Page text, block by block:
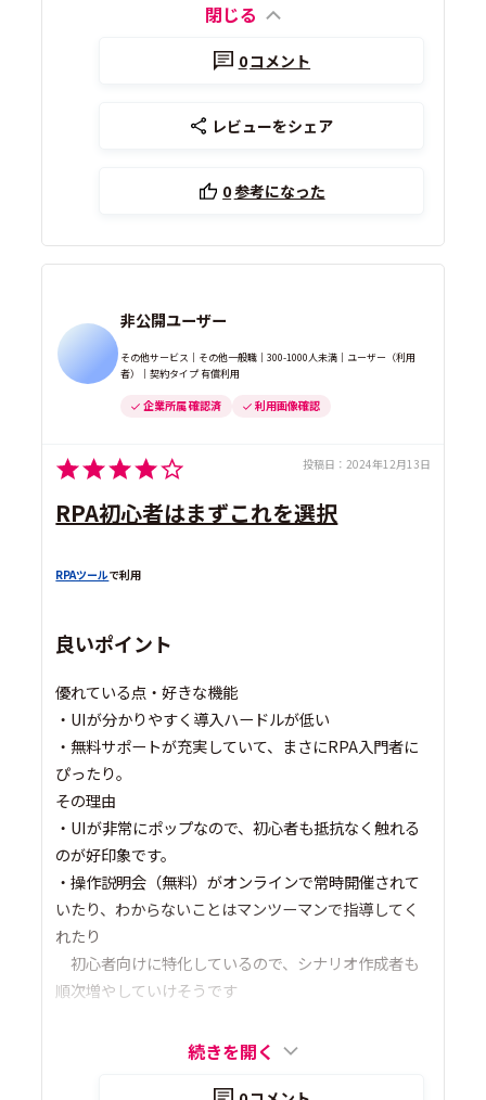
閉じる
0コメント
レビューをシェア
0参考になった
非公開ユーザー
その他サービス｜その他一般職｜300-1000人未満｜ユーザー（利用
者）｜契約タイプ 有償利用
企業所属 確認済 利用画像確認
投稿日： 2024年12月13日
RPA初心者はまずこれを選択
RPAツールで利用
良いポイント
優れている点・好きな機能
・UIが分かりやすく導入ハードルが低い
・無料サポートが充実していて、まさにRPA入門者に
ぴったり。
その理由
・UIが非常にポップなので、初心者も抵抗なく触れる
のが好印象です。
・操作説明会（無料）がオンラインで常時開催されて
いたり、わからないことはマンツーマンで指導してく
れたり
初心者向けに特化しているので、シナリオ作成者も
順次増やしていけそうです
続きを開く